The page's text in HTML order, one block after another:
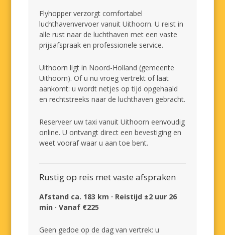
Flyhopper verzorgt comfortabel
luchthavenvervoer vanuit Uithoorn. U reist in
alle rust naar de luchthaven met een vaste
prijsafspraak en professionele service.
Uithoorn ligt in Noord-Holland (gemeente
Uithoorn). Of u nu vroeg vertrekt of laat
aankomt: u wordt netjes op tijd opgehaald
en rechtstreeks naar de luchthaven gebracht.
Reserveer uw taxi vanuit Uithoorn eenvoudig
online. U ontvangt direct een bevestiging en
weet vooraf waar u aan toe bent.
Rustig op reis met vaste afspraken
Afstand ca. 183 km · Reistijd ±2 uur 26
min · Vanaf €225
Geen gedoe op de dag van vertrek: u